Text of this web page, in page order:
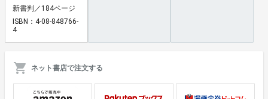
新書判／184ページ
ISBN：4-08-848766-
4
ネット書店で注文する